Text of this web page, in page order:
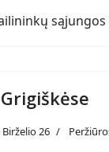
Birželio 26